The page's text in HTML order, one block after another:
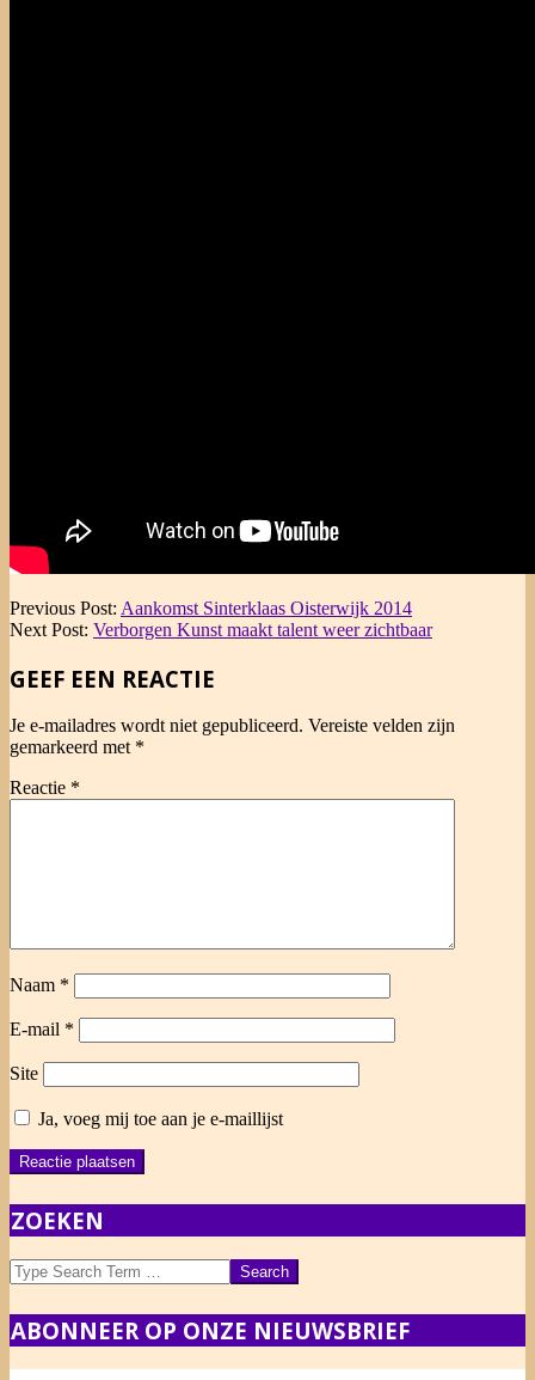
2014-
11-
Previous Post: Aankomst Sinterklaas Oisterwijk 2014
Next Post: Verborgen Kunst maakt talent weer zichtbaar
GEEF EEN REACTIE
Je e-mailadres wordt niet gepubliceerd. Vereiste velden zijn
gemarkeerd met *
Reactie *
Naam *
E-mail *
Site
Ja, voeg mij toe aan je e-maillijst
ZOEKEN
Search
ABONNEER OP ONZE NIEUWSBRIEF